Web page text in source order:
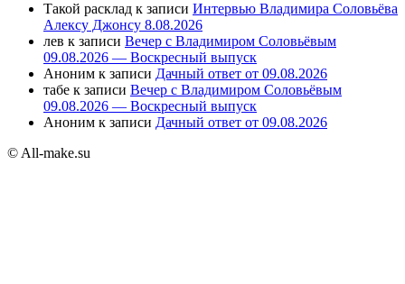
Такой расклад к записи Интервью Владимира Соловьёва
Алексу Джонсу 8.08.2026
лев к записи Вечер с Владимиром Соловьёвым
09.08.2026 — Воскресный выпуск
Аноним к записи Дачный ответ от 09.08.2026
табе к записи Вечер с Владимиром Соловьёвым
09.08.2026 — Воскресный выпуск
Аноним к записи Дачный ответ от 09.08.2026
© All-make.su